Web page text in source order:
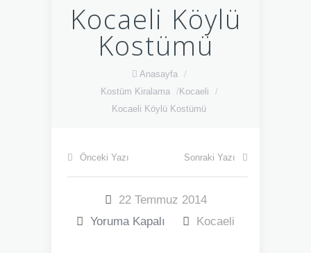
Kocaeli Köylü
Kostümü
Anasayfa
/
Kostüm Kiralama
/ Kocaeli
/
Kocaeli Köylü Kostümü
Önceki Yazı Sonraki Yazı
22 Temmuz 2014
Yoruma Kapalı
Kocaeli